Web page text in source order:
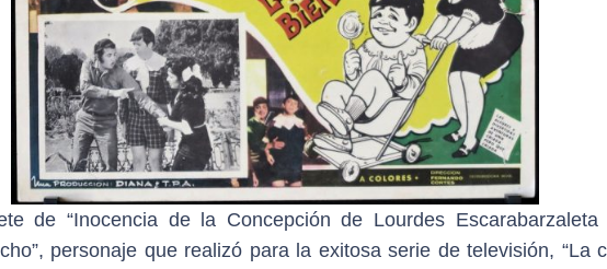
de “Inocencia de la Concepción de Lourdes
personaje que realizó para la exitosa serie de televisión, “La